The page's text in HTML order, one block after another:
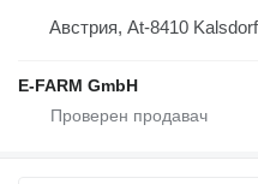
Австрия, At-8410 Kalsdorf
E-FARM GmbH